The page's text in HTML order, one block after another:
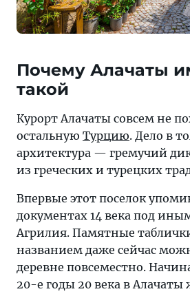
Почему Алачаты
такой
Курорт Алачаты совсем не
остальную Турцию. Дело в
архитектура — гремучий
из греческих и турецких
Впервые этот поселок
документах 14 века под
Агрилия. Памятные
названием даже сейчас
деревне повсеместно.
20-е годы 20 века в